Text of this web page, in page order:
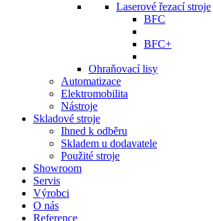
Laserové řezací stroje
BFC
BFC+
Ohraňovací lisy
Automatizace
Elektromobilita
Nástroje
Skladové stroje
Ihned k odběru
Skladem u dodavatele
Použité stroje
Showroom
Servis
Výrobci
O nás
Reference